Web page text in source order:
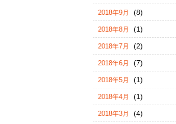
2018年9月 (8)
2018年8月 (1)
2018年7月 (2)
2018年6月 (7)
2018年5月 (1)
2018年4月 (1)
2018年3月 (4)